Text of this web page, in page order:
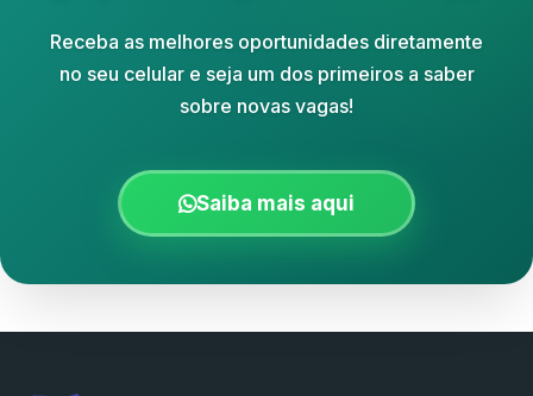
Receba as melhores oportunidades diretamente
no seu celular e seja um dos primeiros a saber
sobre novas vagas!
Saiba mais aqui